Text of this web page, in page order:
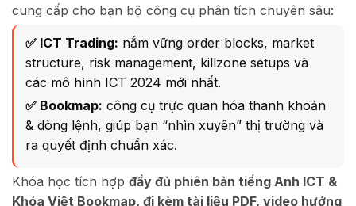
cung cấp cho bạn bộ công cụ phân tích chuyên sâu:
✅ ICT Trading: nắm vững order blocks, market
structure, risk management, killzone setups và
các mô hình ICT 2024 mới nhất.
✅ Bookmap: công cụ trực quan hóa thanh khoản
& dòng lệnh, giúp bạn “nhìn xuyên” thị trường và
ra quyết định chuẩn xác.
Khóa học tích hợp đầy đủ phiên bản tiếng Anh ICT &
Khóa Việt Bookmap, đi kèm tài liệu PDF, video hướng